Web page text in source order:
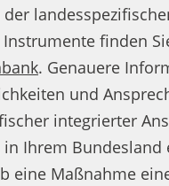
finden
. Genauere
und
integrierter
in Ihrem Bundesland
eine Maßnahme